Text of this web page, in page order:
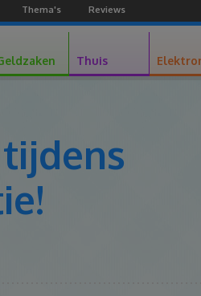
Thema's Reviews
Thuis